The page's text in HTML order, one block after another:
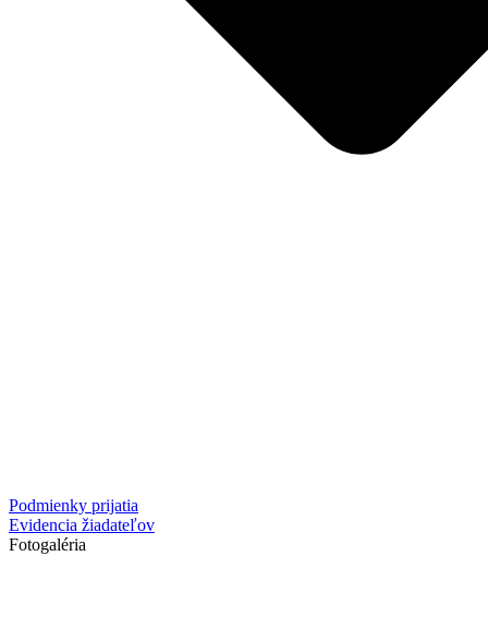
Podmienky prijatia
Evidencia žiadateľov
Fotogaléria